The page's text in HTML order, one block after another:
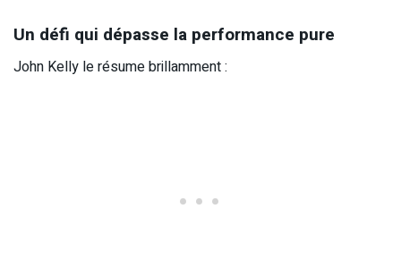
Un défi qui dépasse la performance pure
John Kelly le résume brillamment :